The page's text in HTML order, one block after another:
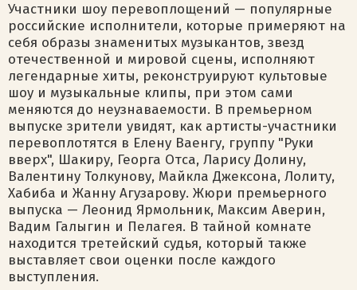
Участники шоу перевоплощений — популярные
российские исполнители, которые примеряют на
себя образы знаменитых музыкантов, звезд
отечественной и мировой сцены, исполняют
легендарные хиты, реконструируют культовые
шоу и музыкальные клипы, при этом сами
меняются до неузнаваемости. В премьерном
выпуске зрители увидят, как артисты-участники
перевоплотятся в Елену Ваенгу, группу "Руки
вверх", Шакиру, Георга Отса, Ларису Долину,
Валентину Толкунову, Майкла Джексона, Лолиту,
Хабиба и Жанну Агузарову. Жюри премьерного
выпуска — Леонид Ярмольник, Максим Аверин,
Вадим Галыгин и Пелагея. В тайной комнате
находится третейский судья, который также
выставляет свои оценки после каждого
выступления.